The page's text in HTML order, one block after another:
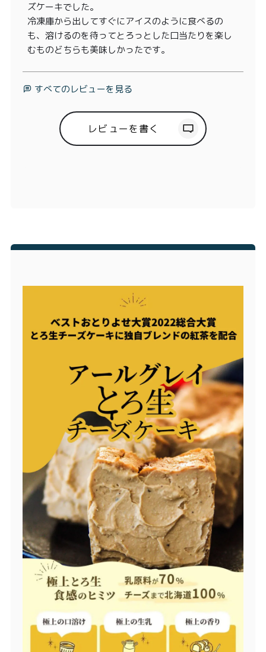
ズケーキでした。
冷凍庫から出してすぐにアイスのように食べるの
も、溶けるのを待ってとろっとした口当たりを楽し
むものどちらも美味しかったです。
すべてのレビューを見る
レビューを書く